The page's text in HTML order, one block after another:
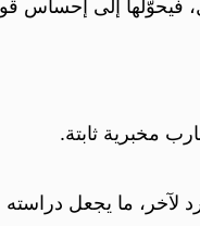
فيحوّلها إلى إحساس
مخبرية ثابتة.
ما يجعل دراسته